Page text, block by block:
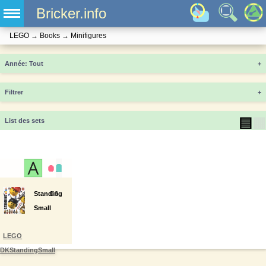
Bricker.info
LEGO → Books → Minifigures
Année +
Filtrer +
List des sets ▤
LEGO
DKStandingSmall
Standing
Small
00